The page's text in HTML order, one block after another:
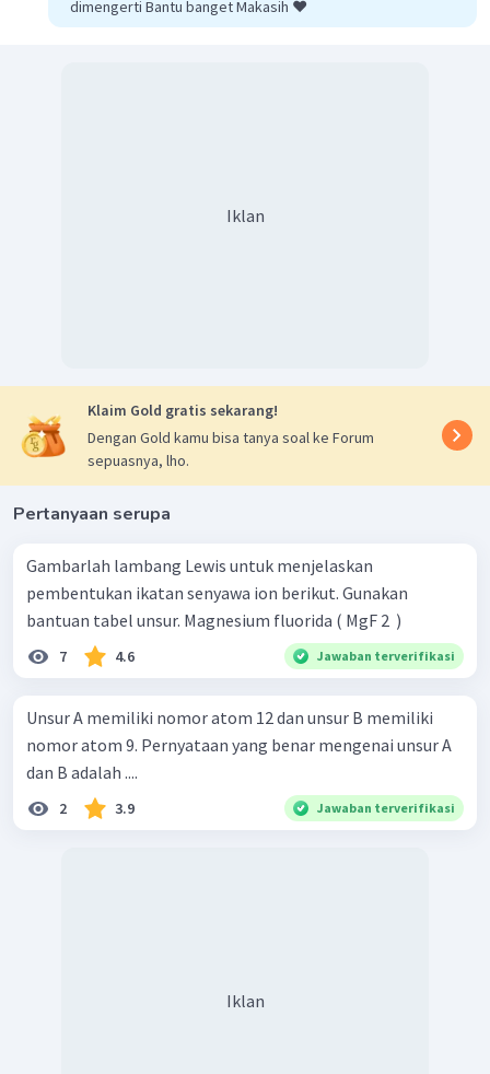
dimengerti Bantu banget Makasih ❤️
Iklan
Klaim Gold gratis sekarang!
Dengan Gold kamu bisa tanya soal ke Forum
sepuasnya, lho.
Pertanyaan serupa
Gambarlah lambang Lewis untuk menjelaskan
pembentukan ikatan senyawa ion berikut. Gunakan
bantuan tabel unsur. Magnesium fluorida ( MgF 2 ​ )
7 4.6 Jawaban terverifikasi
Unsur A memiliki nomor atom 12 dan unsur B memiliki
nomor atom 9. Pernyataan yang benar mengenai unsur A
dan B adalah ....
2 3.9 Jawaban terverifikasi
Iklan